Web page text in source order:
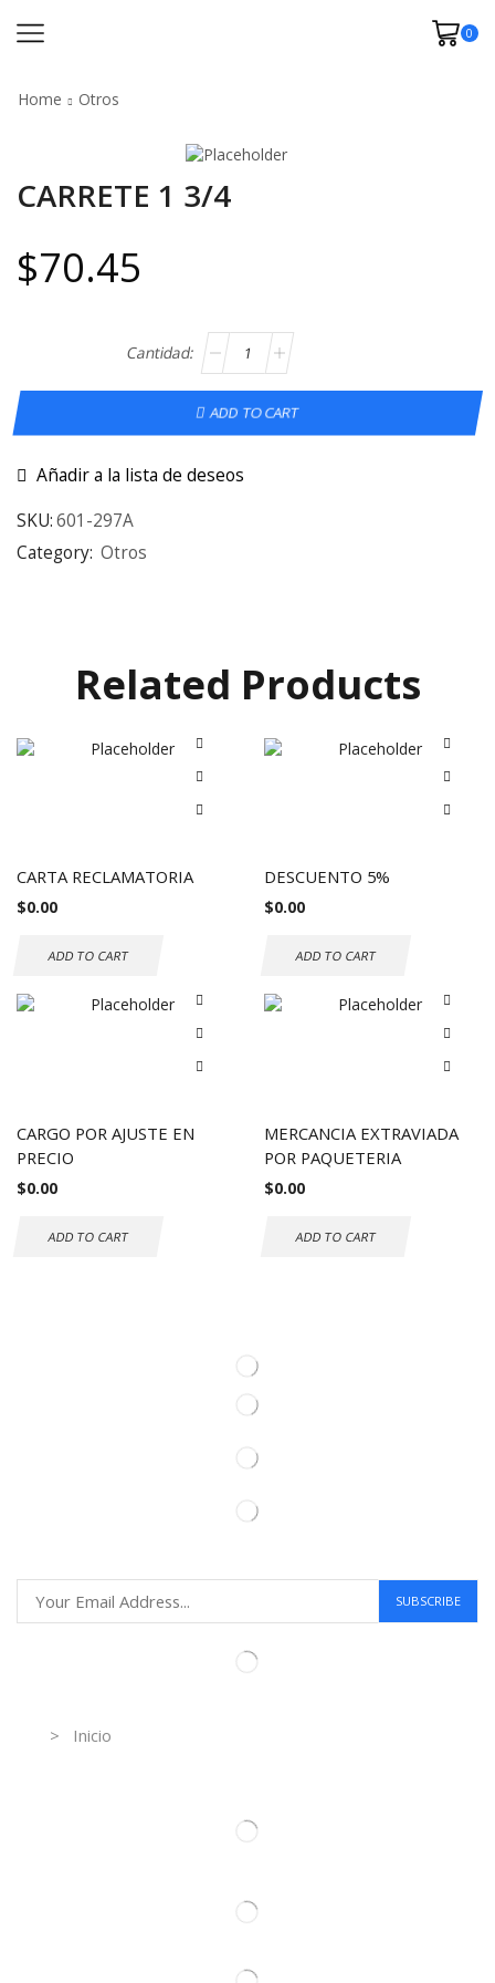
0
Home Otros
CARRETE 1 3/4
$70.45
ADD TO CART
Añadir a la lista de deseos
SKU:601-297A
Category: Otros
Related Products
CARTA RECLAMATORIA
$0.00
ADD TO CART
DESCUENTO 5%
$0.00
ADD TO CART
CARGO POR AJUSTE EN
PRECIO
$0.00
ADD TO CART
MERCANCIA EXTRAVIADA
POR PAQUETERIA
$0.00
ADD TO CART
> Inicio